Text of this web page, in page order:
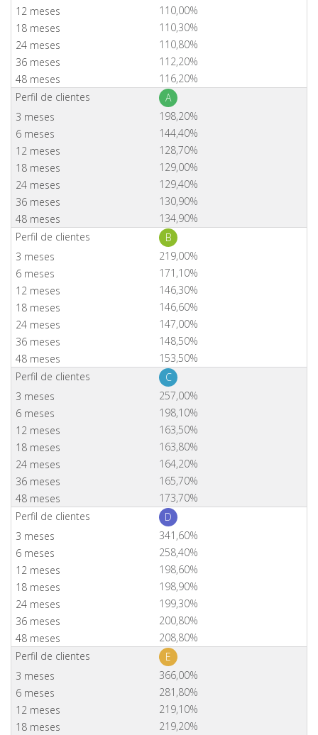
110,00%
110,30%
110,80%
112,20%
116,20%
A
198,20%
144,40%
128,70%
129,00%
129,40%
130,90%
134,90%
B
219,00%
171,10%
146,30%
146,60%
147,00%
148,50%
153,50%
C
257,00%
198,10%
163,50%
163,80%
164,20%
165,70%
173,70%
D
341,60%
258,40%
198,60%
198,90%
199,30%
200,80%
208,80%
E
366,00%
281,80%
219,10%
219,20%